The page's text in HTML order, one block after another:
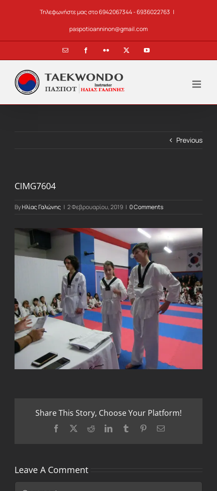
Τηλεφωνήστε μας στο 6942067344 - 6936022763 |
paspotioanninon@gmail.com
Email FacebookFlickr YouTube
Previous
CIMG7604
ByΗλίας Γαλώνης | 2 Φεβρουαρίου, 2019 | 0 Comments
Share This Story, Choose Your Platform!
Facebook RedditLinkedInTumblr PinterestEmail
Leave A Comment
Comment